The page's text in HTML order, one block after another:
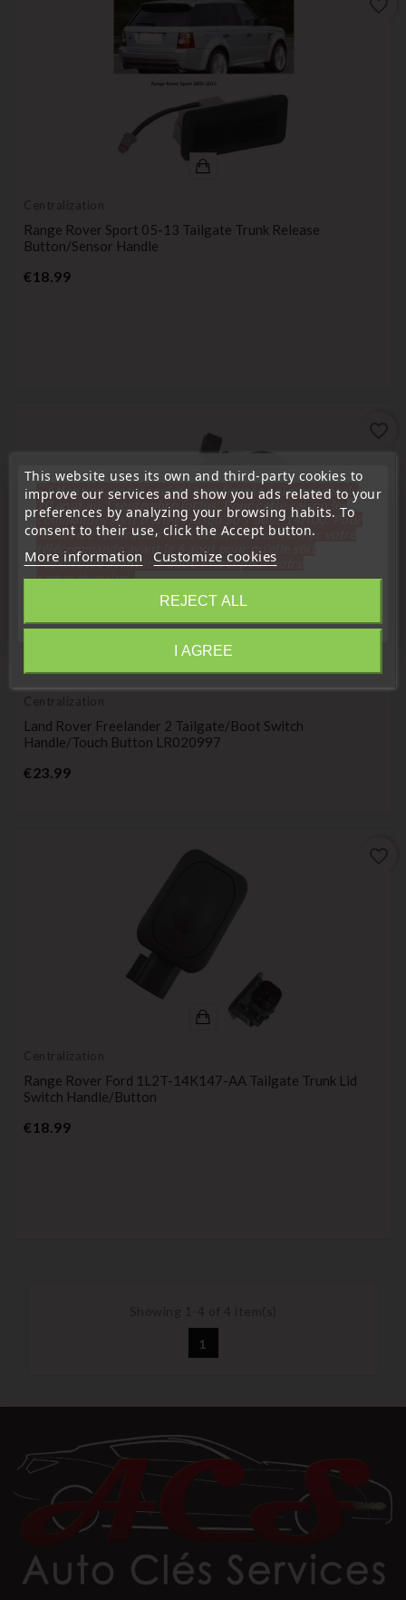
Centralization
Range Rover Sport 05-13 Tailgate Trunk Release
Button/sensor Handle
€18.99Price
Centralization
Land Rover Freelander 2 Tailgate/boot Switch
Handle/touch Button LR020997
€23.99Price
Centralization
Range Rover Ford 1L2T-14K147-AA Tailgate Trunk Lid
Switch Handle/Button
€18.99Price
1
This website uses its own and third-party cookies to
improve our services and show you ads related to your
preferences by analyzing your browsing habits. To
consent to their use, click the Accept button.
More information Customize cookies
REJECT ALL
I AGREE
« Attention, notre société sera fermée pour congés du
10 aout au 1 septembre inclus. Pour cette raison les
commandes sont traitées jusqu'au 7 aout 14H00. Pour
le service réparation nous devons réceptionner votre
télécommande avant le 6 aout pour qu'elle soit
réexpédiée avant le 7 aout. Merci pour votre
compréhension»
Close
Information